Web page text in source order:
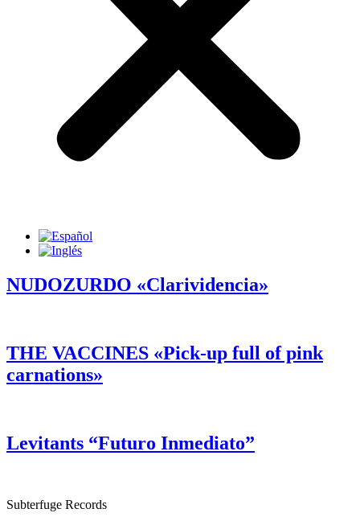
NUDOZURDO «Clarividencia»
THE VACCINES «Pick-up full of pink
carnations»
Levitants “Futuro Inmediato”
Subterfuge Records